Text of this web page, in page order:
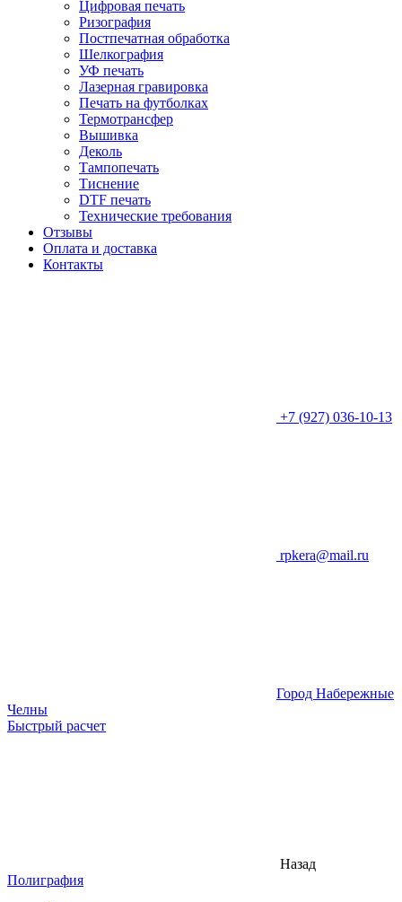
Цифровая печать
Ризография
Постпечатная обработка
Шелкография
УФ печать
Лазерная гравировка
Печать на футболках
Термотрансфер
Вышивка
Деколь
Тампопечать
Тиснение
DTF печать
Технические требования
Отзывы
Оплата и доставка
Контакты
+7 (927) 036-10-13
rpkera@mail.ru
Город Набережные
Челны
Быстрый расчет
Назад
Полиграфия